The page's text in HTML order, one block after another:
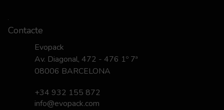
Contacte
Evopack
Av. Diagonal, 472 - 476 1º 7ª
08006 BARCELONA
+34 932 155 872
info@evopack.com